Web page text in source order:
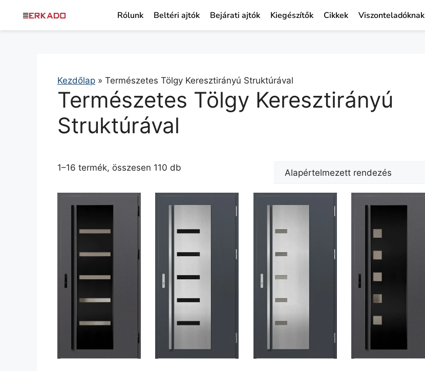
Rólunk Beltéri ajtók Bejárati ajtók Kiegészítők Cikkek Viszonteladóknak
Kezdőlap » Természetes Tölgy Keresztirányú Struktúrával
Természetes Tölgy Keresztirányú
Struktúrával
1–16 termék, összesen 110 db